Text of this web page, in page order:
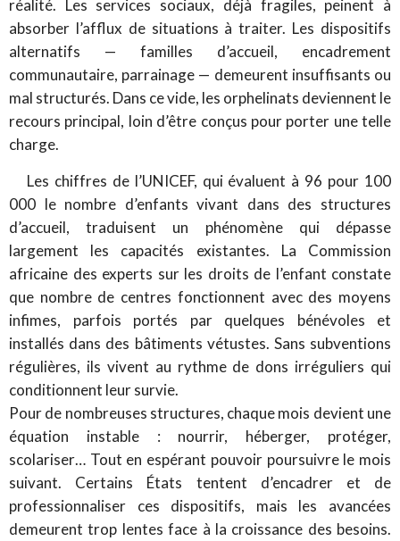
réalité. Les services sociaux, déjà fragiles, peinent à
absorber l’afflux de situations à traiter. Les dispositifs
alternatifs — familles d’accueil, encadrement
communautaire, parrainage — demeurent insuffisants ou
mal structurés. Dans ce vide, les orphelinats deviennent le
recours principal, loin d’être conçus pour porter une telle
charge.
Les chiffres de l’UNICEF, qui évaluent à 96 pour 100
000 le nombre d’enfants vivant dans des structures
d’accueil, traduisent un phénomène qui dépasse
largement les capacités existantes. La Commission
africaine des experts sur les droits de l’enfant constate
que nombre de centres fonctionnent avec des moyens
infimes, parfois portés par quelques bénévoles et
installés dans des bâtiments vétustes. Sans subventions
régulières, ils vivent au rythme de dons irréguliers qui
conditionnent leur survie.
Pour de nombreuses structures, chaque mois devient une
équation instable : nourrir, héberger, protéger,
scolariser… Tout en espérant pouvoir poursuivre le mois
suivant. Certains États tentent d’encadrer et de
professionnaliser ces dispositifs, mais les avancées
demeurent trop lentes face à la croissance des besoins.